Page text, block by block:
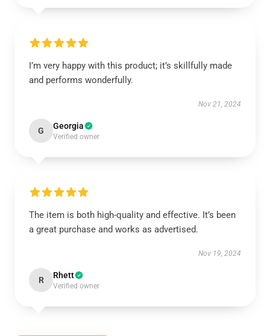
I’m very happy with this product; it’s skillfully made
and performs wonderfully.
Nov 21, 2024
G Georgia
Verified owner
The item is both high-quality and effective. It’s been
a great purchase and works as advertised.
Nov 19, 2024
R Rhett
Verified owner